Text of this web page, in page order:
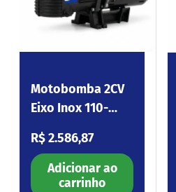
Motobomba 2CV
Eixo Inox 110-
Preço normal
R$ 2.586,87
Adicionar ao
carrinho